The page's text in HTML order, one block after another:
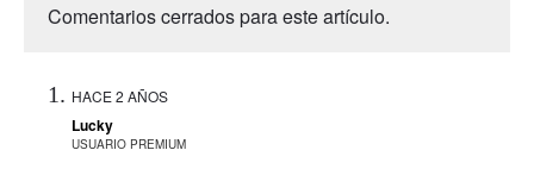
Comentarios cerrados para este artículo.
HACE 2 AÑOS
Lucky
USUARIO PREMIUM